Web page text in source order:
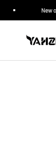
へ
New
Yahzee